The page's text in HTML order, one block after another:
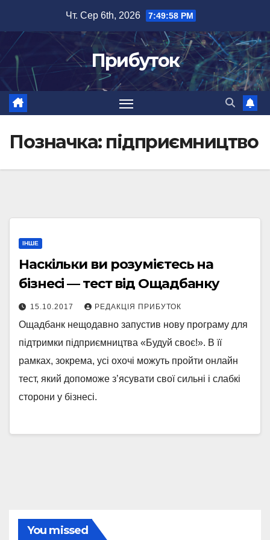
вмісту
Чт. Сер 6th, 2026 7:49:58 PM
Прибуток
Позначка: підприємництво
ІНШЕ
Наскільки ви розумієтесь на
бізнесі — тест від Ощадбанку
15.10.2017 РЕДАКЦІЯ ПРИБУТОК
Ощадбанк нещодавно запустив нову програму для
підтримки підприємництва «Будуй своє!». В її
рамках, зокрема, усі охочі можуть пройти онлайн
тест, який допоможе з’ясувати свої сильні і слабкі
сторони у бізнесі.
You missed